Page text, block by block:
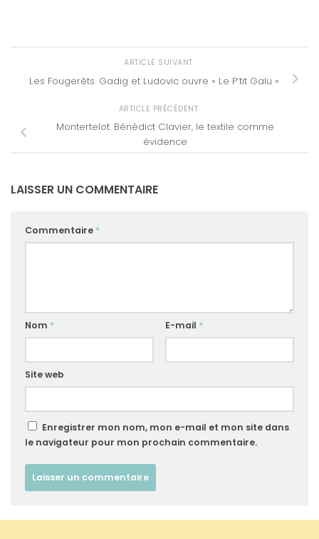
ARTICLE SUIVANT
Les Fougerêts. Gadig et Ludovic ouvre « Le P’tit Galu »
ARTICLE PRÉCÉDENT
Montertelot. Bénédict Clavier, le textile comme
évidence
LAISSER UN COMMENTAIRE
Commentaire *
Nom * E-mail *
Site web
Enregistrer mon nom, mon e-mail et mon site dans
le navigateur pour mon prochain commentaire.